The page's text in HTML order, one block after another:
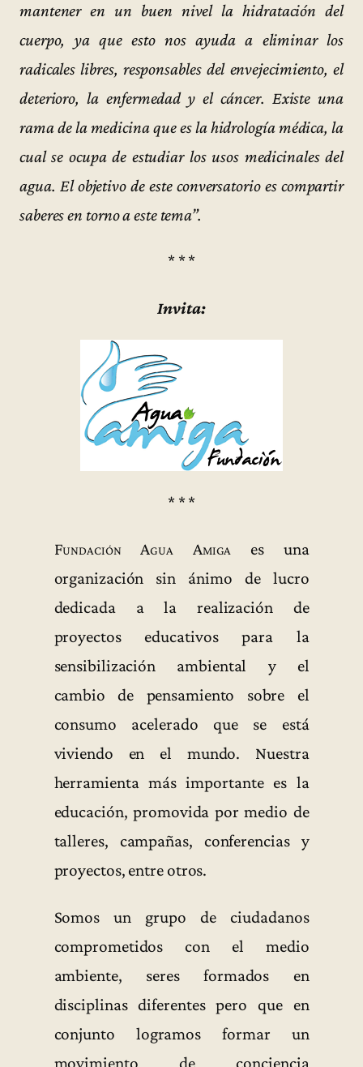
mantener en un buen nivel la hidratación del
cuerpo, ya que esto nos ayuda a eliminar los
radicales libres, responsables del envejecimiento, el
deterioro, la enfermedad y el cáncer. Existe una
rama de la medicina que es la hidrología médica, la
cual se ocupa de estudiar los usos medicinales del
agua. El objetivo de este conversatorio es compartir
saberes en torno a este tema”.
* * *
Invita:
* * *
Fundación Agua Amiga es una
organización sin ánimo de lucro
dedicada a la realización de
proyectos educativos para la
sensibilización ambiental y el
cambio de pensamiento sobre el
consumo acelerado que se está
viviendo en el mundo. Nuestra
herramienta más importante es la
educación, promovida por medio de
talleres, campañas, conferencias y
proyectos, entre otros.
Somos un grupo de ciudadanos
comprometidos con el medio
ambiente, seres formados en
disciplinas diferentes pero que en
conjunto logramos formar un
movimiento de conciencia